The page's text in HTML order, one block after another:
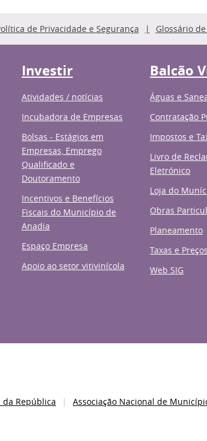
de Privacidade e Segurança Glossário
Investir
Atividades / notícias
Incubadora de Empresas
Bolsas - Estágios em
Empresas, Emprego
Qualificado e
Doutoramento
Incentivos e Benefícios
Fiscais do Município de
Anadia
Espaço Empresa
Apoio ao setor vitivinícola
Balcão
Águas e
Contratação
Impostos e
Livro de
Eletrónico
Loja do
Obras
Planeamento
Taxas e Preços
Web SIG
da República Associação Nacional de